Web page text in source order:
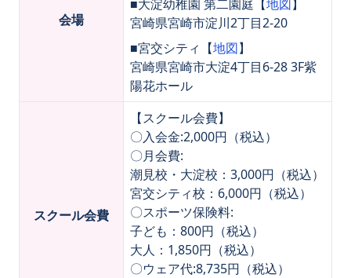
会場
■大淀幼稚園 第二園庭【地図】
宮崎県宮崎市淀川2丁目2-20
■宮交シティ【地図】
宮崎県宮崎市大淀4丁目6-28 3F紫
陽花ホール
スクール会費
【スクール会費】
〇入会金:2,000円（税込）
〇月会費:
潮見校・大淀校：3,000円（税込）
宮交シティ校：6,000円（税込）
〇スポーツ保険料:
子ども：800円（税込）
大人：1,850円（税込）
〇ウェア代:8,735円（税込）